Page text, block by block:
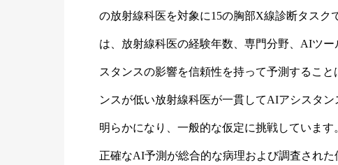
の放射線科医を対象に15の胸部X線診断タス
は、放射線科医の経験年数、専門分野、AIツ
スタンスの影響を信頼性を持って予測するこ
ンスが低い放射線科医が一貫してAIアシスタ
明らかになり、一般的な仮定に挑戦していま
正確なAI予測が総合的な病理および調査され